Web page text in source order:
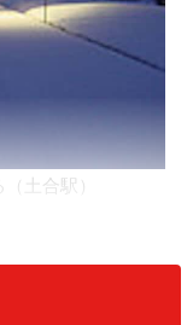
土合駅）
康成の小説「雪